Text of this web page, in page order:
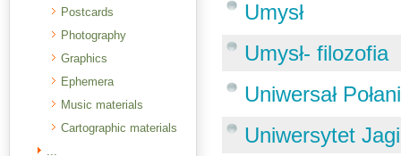
Postcards
Photography
Graphics
Ephemera
Music materials
Cartographic materials
...
Umysł
Umysł- filozofia
Uniwersał
Uniwersytet